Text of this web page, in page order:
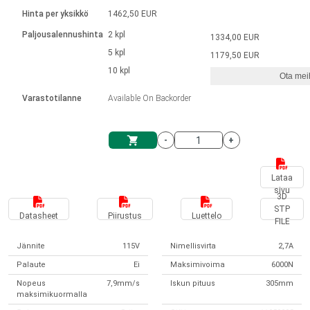
Yksikköjärjestelmä
Solenoidit
integroitu ohjain
Ø 28-42| 1-1400 rpm | <= 290 Ncm
Harjattomat tasavirtamoottorien
Harjatut DC-moottorin ajurit
DPWM-sarja
Askelmoottorien ajurit
Synchronous-Asynchronous | 1-4 toimilaitteelle
Synchronous-Asynchronous | 1-4 toimilaitteelle
Français (EUR)
Norsk (NOK)
Suomi (EUR)
Svenska (SEK)
Hinta per yksikkö
Paljousalennushinta
Varastotilanne
1462,50 EUR
2 kpl
5 kpl
10 kpl
Available On Backorder
1334,00 EUR
1179,50 EUR
Ota
- +
Lataa
sivu
Datasheet Piirustus Luettelo
3D
STP
FILE
Jännite 115V Nimellisvirta 2,7A
Palaute Ei Maksimivoima 6000N
Nopeus
maksimikuormalla
7,9mm/s Iskun pituus 305mm